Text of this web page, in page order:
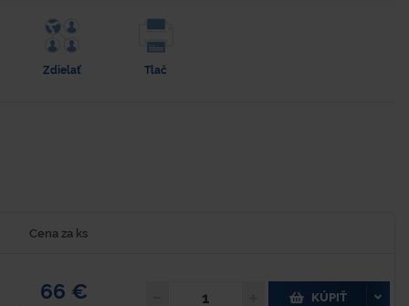
Zdielať Tlač
Cena za ks
66 € KÚPIŤ